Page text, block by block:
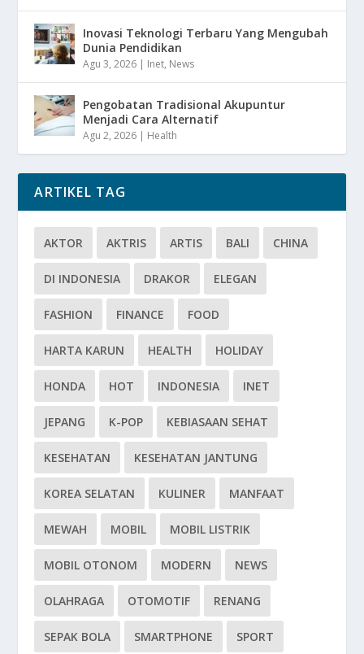
Inovasi Teknologi Terbaru Yang Mengubah
Dunia Pendidikan
Agu 3, 2026 | Inet, News
Pengobatan Tradisional Akupuntur
Menjadi Cara Alternatif
Agu 2, 2026 | Health
ARTIKEL TAG
AKTOR AKTRIS ARTIS BALI CHINA
DI INDONESIA DRAKOR ELEGAN
FASHION FINANCE FOOD
HARTA KARUN HEALTH HOLIDAY
HONDA HOT INDONESIA INET
JEPANG K-POP KEBIASAAN SEHAT
KESEHATAN KESEHATAN JANTUNG
KOREA SELATAN KULINER MANFAAT
MEWAH MOBIL MOBIL LISTRIK
MOBIL OTONOM MODERN NEWS
OLAHRAGA OTOMOTIF RENANG
SEPAK BOLA SMARTPHONE SPORT